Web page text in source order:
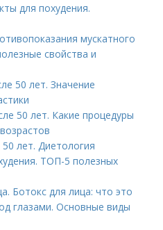
для похудения.
мускатного
свойства и
50 лет. Значение
50 лет. Какие процедуры
лет. Диетология
ТОП-5 полезных
Ботокс для лица: что это
глазами. Основные виды